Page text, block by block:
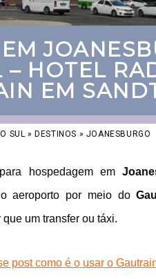
– HOTEL
EM
SUL » DESTINOS » JOANESBURGO
hospedagem em
aeroporto por meio do
um transfer ou táxi.
post como é o usar o